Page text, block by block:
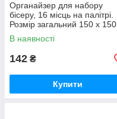
Органайзер для набору
бісеру, 16 місць на палітрі.
Розмір загальний 150 х 150
мм
В наявності
142 ₴
Купити